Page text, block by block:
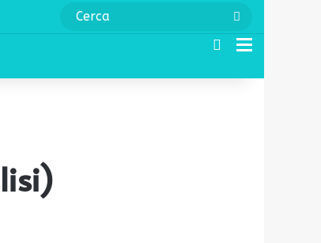
Cerca